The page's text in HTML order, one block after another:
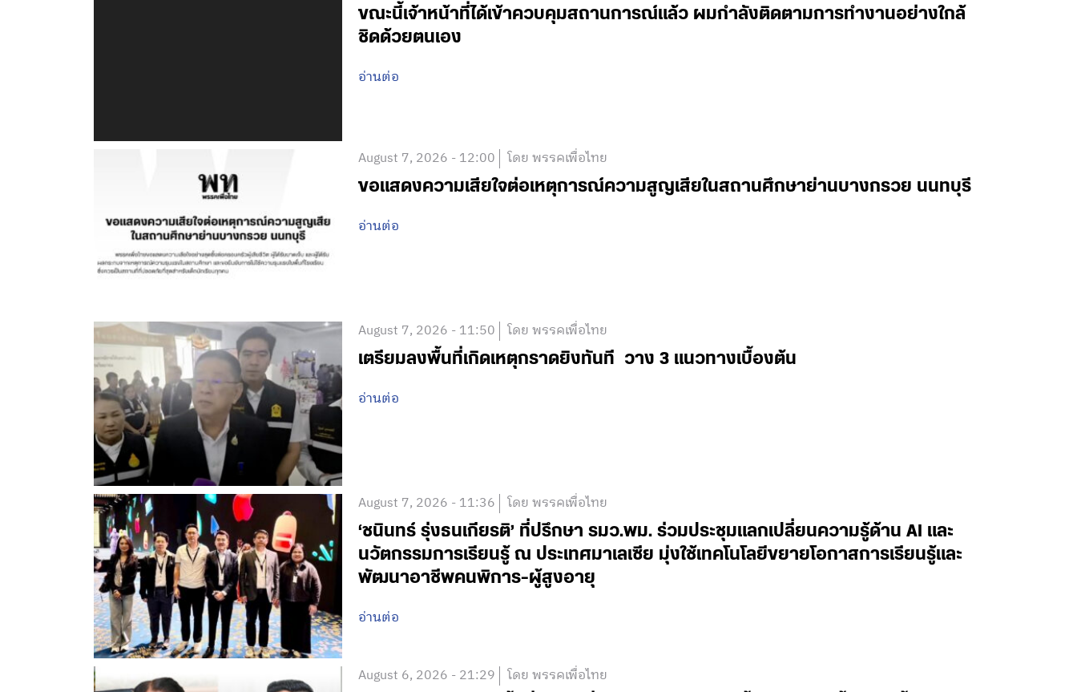
ขณะนี้เจ้าหน้าที่ได้เข้าควบคุมสถานการณ์แล้ว ผมกำลังติดตามการทำงานอย่างใกล้
ชิดด้วยตนเอง
อ่านต่อ
August 7, 2026 - 12:00 โดย พรรคเพื่อไทย
ขอแสดงความเสียใจต่อเหตุการณ์ความสูญเสียในสถานศึกษาย่านบางกรวย นนทบุรี
อ่านต่อ
August 7, 2026 - 11:50 โดย พรรคเพื่อไทย
เตรียมลงพื้นที่เกิดเหตุกราดยิงทันที วาง 3 แนวทางเบื้องต้น
อ่านต่อ
August 7, 2026 - 11:36 โดย พรรคเพื่อไทย
‘ชนินทร์ รุ่งธนเกียรติ’ ที่ปรึกษา รมว.พม. ร่วมประชุมแลกเปลี่ยนความรู้ด้าน AI และ
นวัตกรรมการเรียนรู้ ณ ประเทศมาเลเซีย มุ่งใช้เทคโนโลยีขยายโอกาสการเรียนรู้และ
พัฒนาอาชีพคนพิการ-ผู้สูงอายุ
อ่านต่อ
August 6, 2026 - 21:29 โดย พรรคเพื่อไทย